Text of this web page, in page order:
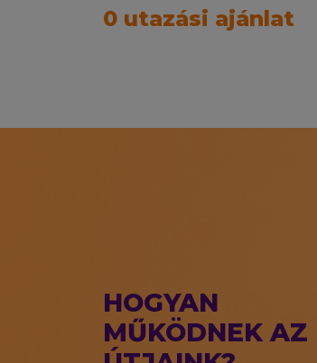
0 utazási ajánlat
HOGYAN
MŰKÖDNEK AZ